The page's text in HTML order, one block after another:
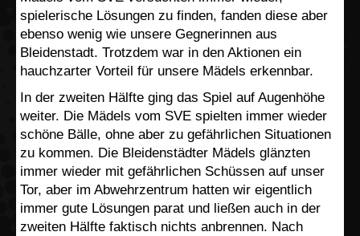
spielerische Lösungen zu finden, fanden diese aber
ebenso wenig wie unsere Gegnerinnen aus
Bleidenstadt. Trotzdem war in den Aktionen ein
hauchzarter Vorteil für unsere Mädels erkennbar.
In der zweiten Hälfte ging das Spiel auf Augenhöhe
weiter. Die Mädels vom SVE spielten immer wieder
schöne Bälle, ohne aber zu gefährlichen Situationen
zu kommen. Die Bleidenstädter Mädels glänzten
immer wieder mit gefährlichen Schüssen auf unser
Tor, aber im Abwehrzentrum hatten wir eigentlich
immer gute Lösungen parat und ließen auch in der
zweiten Hälfte faktisch nichts anbrennen. Nach